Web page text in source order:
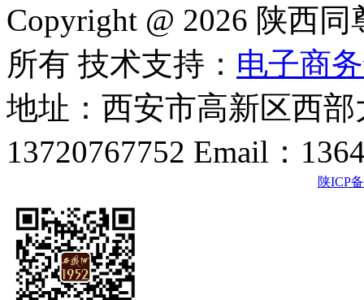
Copyright @ 2026 陕西
所有 技术支持： 电子商
地址：西安市高新区西
13720767752 Email：
陕ICP